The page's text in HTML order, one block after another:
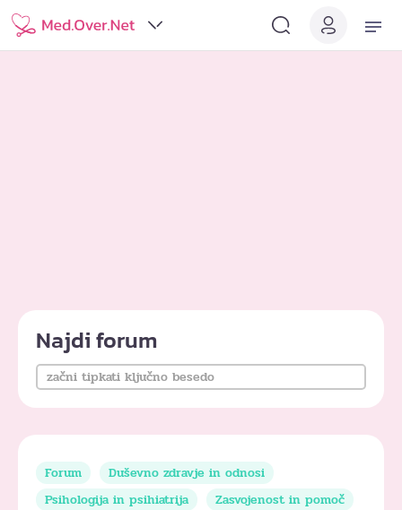
Najdi forum
Forum
Duševno zdravje in odnosi
Psihologija in psihiatrija
Zasvojenost in pomoč